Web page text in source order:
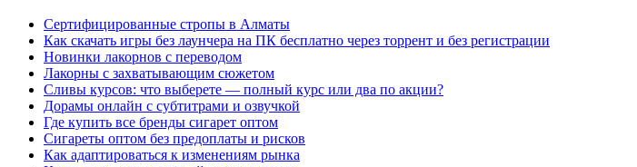
Сертифицированные стропы в Алматы
Как скачать игры без лаунчера на ПК бесплатно через торрент и без регистрации
Новинки лакорнов с переводом
Лакорны с захватывающим сюжетом
Сливы курсов: что выберете — полный курс или два по акции?
Дорамы онлайн с субтитрами и озвучкой
Где купить все бренды сигарет оптом
Сигареты оптом без предоплаты и рисков
Как адаптироваться к изменениям рынка